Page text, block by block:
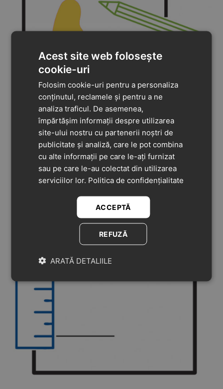
Măsoară distanța între cele două linii cu ajutorul
riglei sau a ruletei.
Acest site web folosește
cookie-uri
Folosim cookie-uri pentru a personaliza
conținutul, reclamele și pentru a ne
analiza traficul. De asemenea,
împărtășim informații despre utilizarea
site-ului nostru cu partenerii noștri de
publicitate și analiză, care le pot combina
cu alte informații pe care le-ați furnizat
sau pe care le-au colectat din utilizarea
serviciilor lor. Politica de confidențialitate
ACCEPTĂ
REFUZĂ
ARATĂ DETALIILE